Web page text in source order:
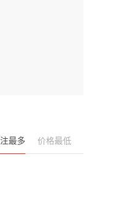
最多 价格最低